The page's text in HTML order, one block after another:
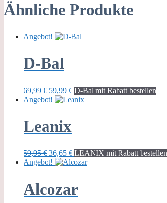
Ähnliche Produkte
Angebot!
D-Bal
69,99€ Ursprünglicher
Preis
59,99 €Aktueller
Preis
D-Bal mit Rabatt bestellen
Angebot!
Leanix
59,95€ Ursprünglicher
Preis
36,65 €Aktueller
Preis
LEANIX mit Rabatt bestellen
Angebot!
Alcozar